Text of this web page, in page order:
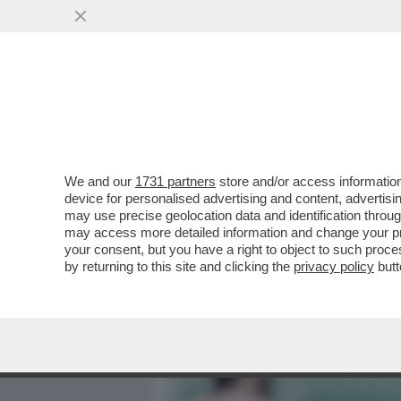
UN ULTRAS AL
SUA PASSIONE PER LA
VAI ALL'ARTICOLO
We and our 1731 partners store and/or access
device for personalised advertising and content,
may use precise geolocation data and identification
may access more detailed information and change your
your consent, but you have a right to object to such
by returning to this site and clicking the privacy policy